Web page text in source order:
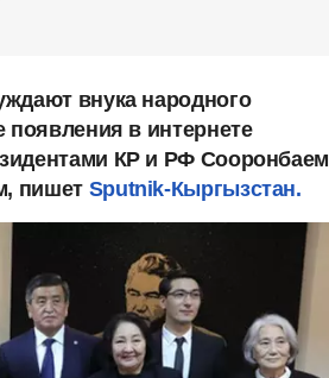
внука народного
появления в интернете
КР и РФ Сооронбаем
пишет Sputnik-Кыргызстан.